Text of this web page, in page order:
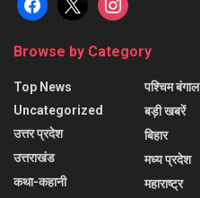
Browse by Category
Top News
Uncategorized
उत्तर प्रदेश
उत्तराखंड
कथा-कहानी
पश्चिम बंगाल
बड़ी खबरें
बिहार
मध्य प्रदेश
महाराष्ट्र